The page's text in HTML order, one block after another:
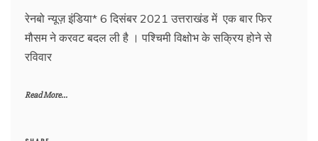
रेनबो न्यूज़ इंडिया* 6 दिसंबर 2021 उत्तराखंड में एक बार फिर
मौसम ने करवट बदल ली है । पश्चिमी विक्षोभ के सक्रिय होने से
रविवार
Read More...